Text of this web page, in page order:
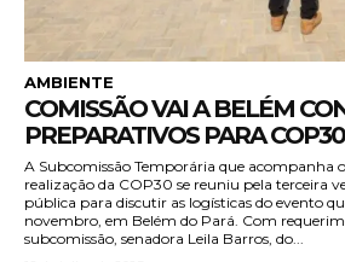
AMBIENTE
COMISSÃO VAI A BELÉM
PREPARATIVOS PARA COP30
A Subcomissão Temporária que acompanha
realização da COP30 se reuniu pela terceira
pública para discutir as logísticas do evento
novembro, em Belém do Pará. Com
subcomissão, senadora Leila Barros, do...